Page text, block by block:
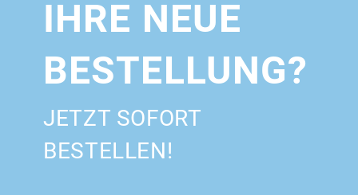
IHRE NEUE
BESTELLUNG?
JETZT SOFORT
BESTELLEN!